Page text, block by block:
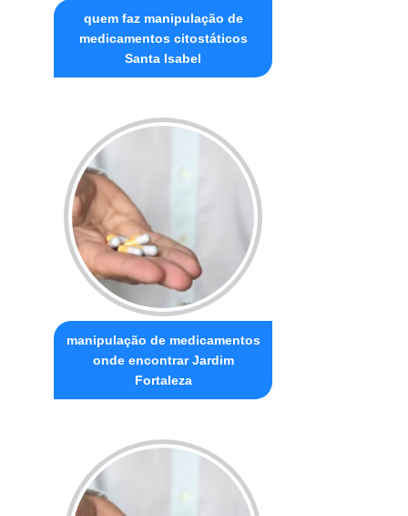
quem faz manipulação de
medicamentos citostáticos
Santa Isabel
manipulação de medicamentos
onde encontrar Jardim
Fortaleza